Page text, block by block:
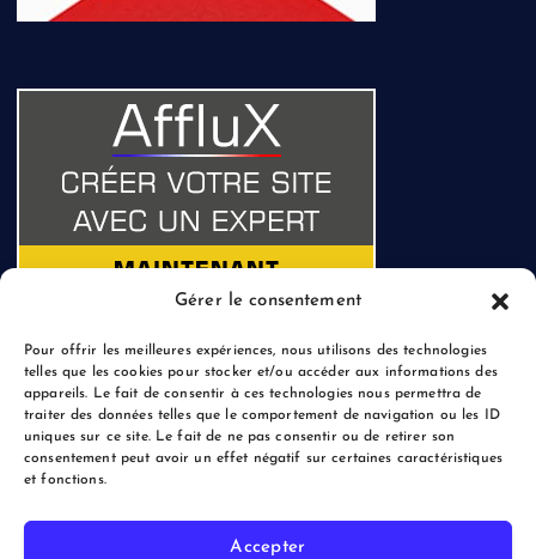
Gérer le consentement
Pour offrir les meilleures expériences, nous utilisons des technologies
telles que les cookies pour stocker et/ou accéder aux informations des
appareils. Le fait de consentir à ces technologies nous permettra de
traiter des données telles que le comportement de navigation ou les ID
uniques sur ce site. Le fait de ne pas consentir ou de retirer son
consentement peut avoir un effet négatif sur certaines caractéristiques
et fonctions.
Accepter